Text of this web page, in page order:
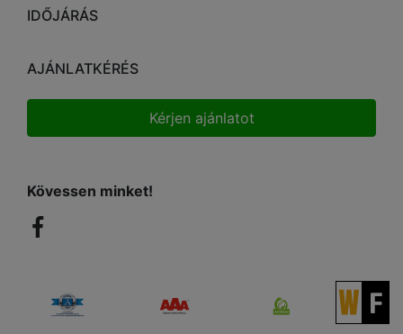
IDŐJÁRÁS
AJÁNLATKÉRÉS
Kérjen ajánlatot
Kövessen minket!